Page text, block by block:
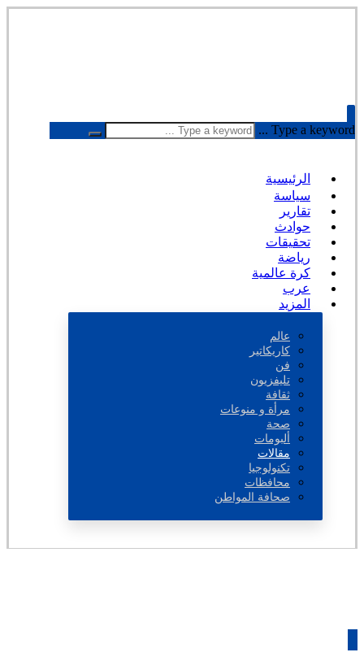
Type a keyword ...
الرئيسية
سياسة
تقارير
حوادث
تحقيقات
رياضة
كرة عالمية
عرب
المزيد
عالم
كاريكاتير
فن
تليفزيون
ثقافة
مرأة و منوعات
صحة
ألبومات
مقالات
تكنولوجيا
محافظات
صحافة المواطن